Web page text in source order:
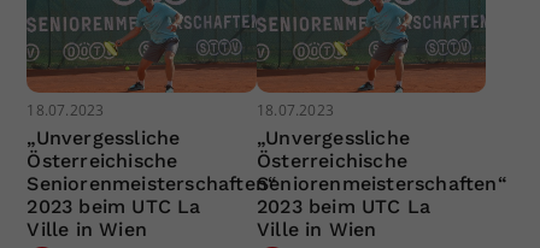
18.07.2023
„Unvergessliche
Österreichische
Seniorenmeisterschaften“
2023 beim UTC La
Ville in Wien
18.07.2023
„Unvergessliche
Österreichische
Seniorenmeisterschaften“
2023 beim UTC La
Ville in Wien